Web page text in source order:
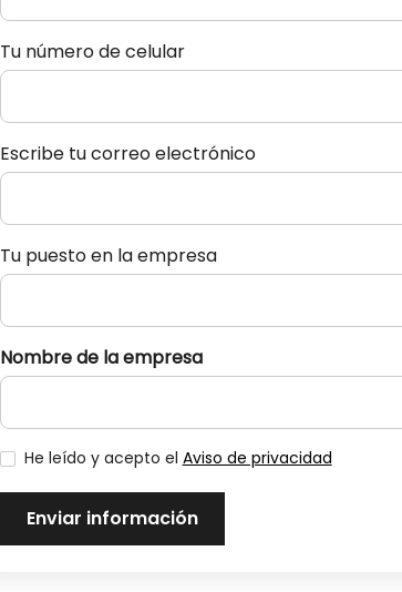
Tu número de celular
Escribe tu correo electrónico
Tu puesto en la empresa
Nombre de la empresa
He leído y acepto el Aviso de privacidad